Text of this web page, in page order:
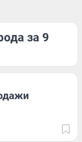
за 9